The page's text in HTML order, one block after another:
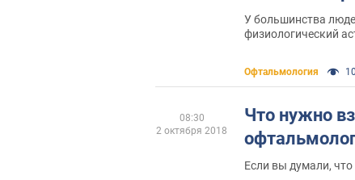
У большинства
физиологический
Офтальмология
Что нужно
Если вы думали,
08:30
2 октября 2018